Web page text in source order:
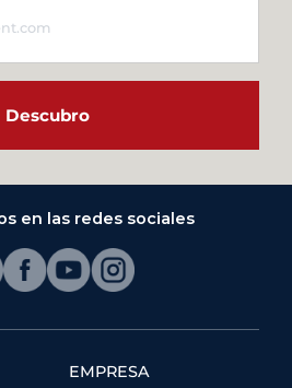
Descubro
en las redes sociales
EMPRESA